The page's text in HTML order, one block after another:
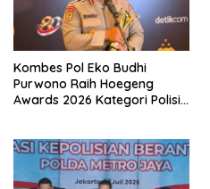
Kombes Pol Eko Budhi
Purwono Raih Hoegeng
Awards 2026 Kategori Polisi